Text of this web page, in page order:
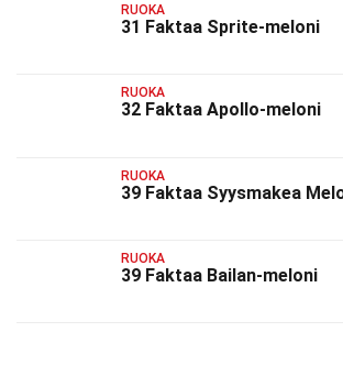
RUOKA
31 Faktaa Sprite-meloni
RUOKA
32 Faktaa Apollo-meloni
RUOKA
39 Faktaa Syysmakea
RUOKA
39 Faktaa Bailan-meloni